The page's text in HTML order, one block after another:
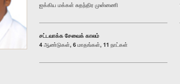
ஐக்கிய மக்கள் சுதந்திர முன்னணி
சட்டவாக்க சேவைக் காலம்
4 ஆண்டுகள், 6 மாதங்கள், 11 நாட்கள்